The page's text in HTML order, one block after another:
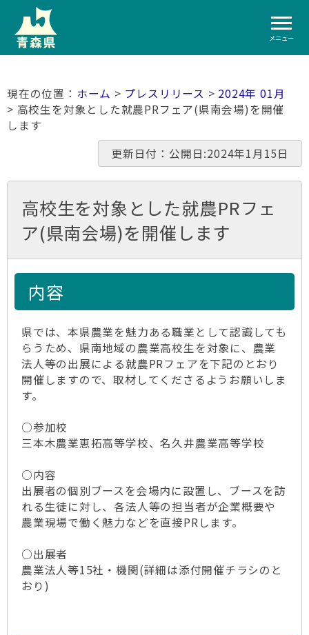
メニュー
ホーム > プレスリリース > 2024年 01月
> 高校生を対象とした就農PRフェア(県南会場)を開催
します
更新日付：公開日:2024年1月15日
高校生を対象とした就農PRフェ
ア(県南会場)を開催します
内容
県では、本県農業を魅力ある職業として認識しても
らうため、県南地域の農業高校生を対象に、農業
法人等の出展による就農PRフェアを下記のとおり
開催しますので、取材してくださるようお願いしま
す。
○参加校
三本木農業恵拓高等学校、名久井農業高等学校
○内容
出展者の個別ブースを会場内に設置し、ブースを訪
れる生徒に対し、各法人等の担当者が企業概要や
農業現場で働く魅力などを直接PRします。
○出展者
農業法人等15社・機関(詳細は添付開催チラシのと
おり)